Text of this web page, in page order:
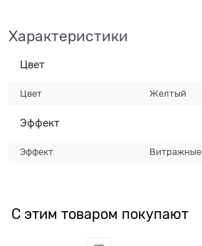
Характеристики
Цвет
Цвет Желтый
Эффект
Эффект Витражные
С этим товаром покупают